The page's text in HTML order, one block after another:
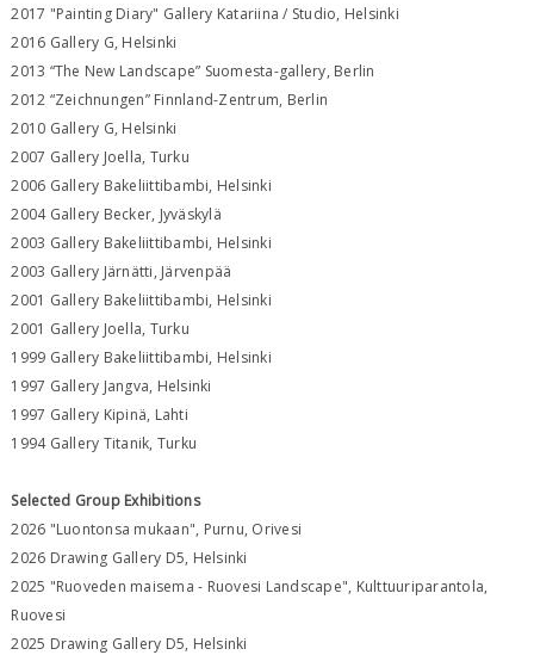
2017 "Painting Diary" Gallery Katariina / Studio, Helsinki
2016 Gallery G, Helsinki
2013 “The New Landscape” Suomesta-gallery, Berlin
2012 “Zeichnungen” Finnland-Zentrum, Berlin
2010 Gallery G, Helsinki
2007 Gallery Joella, Turku
2006 Gallery Bakeliittibambi, Helsinki
2004 Gallery Becker, Jyväskylä
2003 Gallery Bakeliittibambi, Helsinki
2003 Gallery Järnätti, Järvenpää
2001 Gallery Bakeliittibambi, Helsinki
2001 Gallery Joella, Turku
1999 Gallery Bakeliittibambi, Helsinki
1997 Gallery Jangva, Helsinki
1997 Gallery Kipinä, Lahti
1994 Gallery Titanik, Turku
Selected Group Exhibitions
2026 "Luontonsa mukaan", Purnu, Orivesi
2026 Drawing Gallery D5, Helsinki
2025 "Ruoveden maisema - Ruovesi Landscape", Kulttuuriparantola,
Ruovesi
2025 Drawing Gallery D5, Helsinki